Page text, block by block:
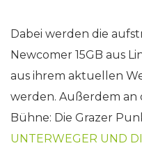
Dabei werden die
Newcomer 15GB aus
aus ihrem aktuellen
werden. Außerdem an
Bühne: Die Grazer
UNTERWEGER UND